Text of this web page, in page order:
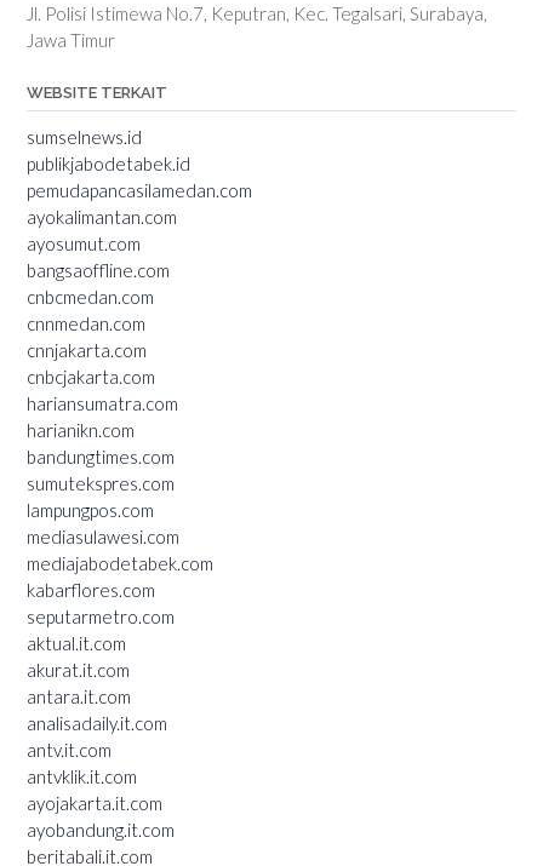
Jl. Polisi Istimewa No.7, Keputran, Kec. Tegalsari, Surabaya,
Jawa Timur
WEBSITE TERKAIT
sumselnews.id
publikjabodetabek.id
pemudapancasilamedan.com
ayokalimantan.com
ayosumut.com
bangsaoffline.com
cnbcmedan.com
cnnmedan.com
cnnjakarta.com
cnbcjakarta.com
hariansumatra.com
harianikn.com
bandungtimes.com
sumutekspres.com
lampungpos.com
mediasulawesi.com
mediajabodetabek.com
kabarflores.com
seputarmetro.com
aktual.it.com
akurat.it.com
antara.it.com
analisadaily.it.com
antv.it.com
antvklik.it.com
ayojakarta.it.com
ayobandung.it.com
beritabali.it.com